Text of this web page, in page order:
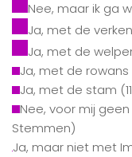
Nee, maar ik ga
Ja, met de
Ja, met de
Ja, met de rowans
Ja, met de stam
Nee, voor mij
Stemmen)
Ja, maar niet met